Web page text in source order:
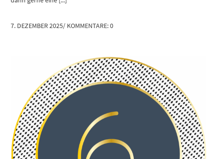
7. DEZEMBER 2025/ KOMMENTARE: 0